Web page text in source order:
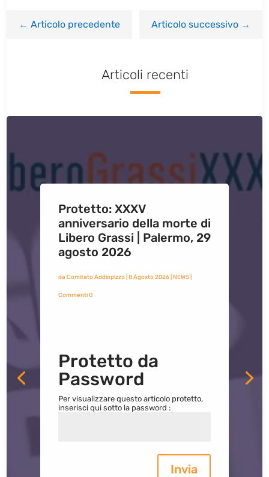
←Articolo precedente Articolo successivo→
Articoli recenti
Protetto: XXXV
anniversario della morte di
Libero Grassi | Palermo, 29
agosto 2026
da Comitato Addiopizzo| 8 Agosto 2026| NEWS|
Commenti 0
Protetto da
Password
Per visualizzare questo articolo protetto,
inserisci qui sotto la password :
Invia